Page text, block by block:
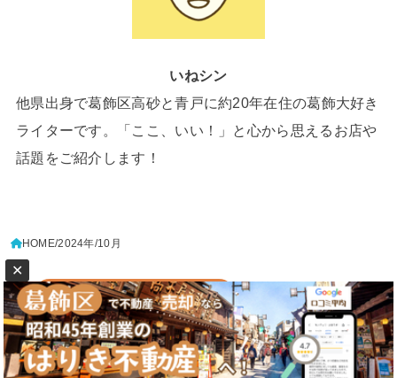
いねシン
他県出身で葛飾区高砂と青戸に約20年在住の葛飾大好き
ライターです。「ここ、いい！」と心から思えるお店や
話題をご紹介します！
HOME 2024年 10月
センチュリー21はりき不動産 プライバシーポリシー
このサイトについて
© 2026 葛飾区情報局All Rights Reserved.
✕